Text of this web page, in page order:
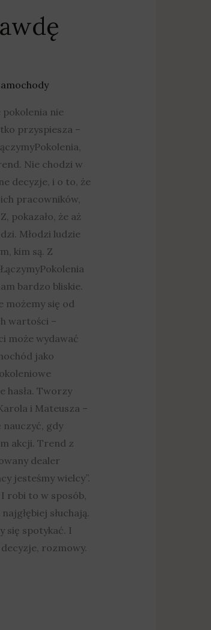
nie
przyspiesza –
Nie chodzi w
decyzje, i o to, że
pracowników,
pokazało, że aż
Młodzi ludzie
kim są. Z
bardzo bliskie.
możemy się od
wartości –
może wydawać
jako
hasła. Tworzy
i Mateusza –
gdy
akcji. Trend z
dealer
jesteśmy wielcy”.
robi to w sposób,
słuchają.
się spotykać. I
rozmowy.